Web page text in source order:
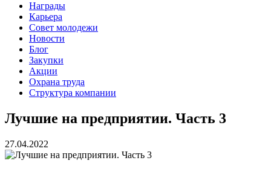
Награды
Карьера
Совет молодежи
Новости
Блог
Закупки
Акции
Охрана труда
Структура компании
Лучшие на предприятии. Часть 3
27.04.2022